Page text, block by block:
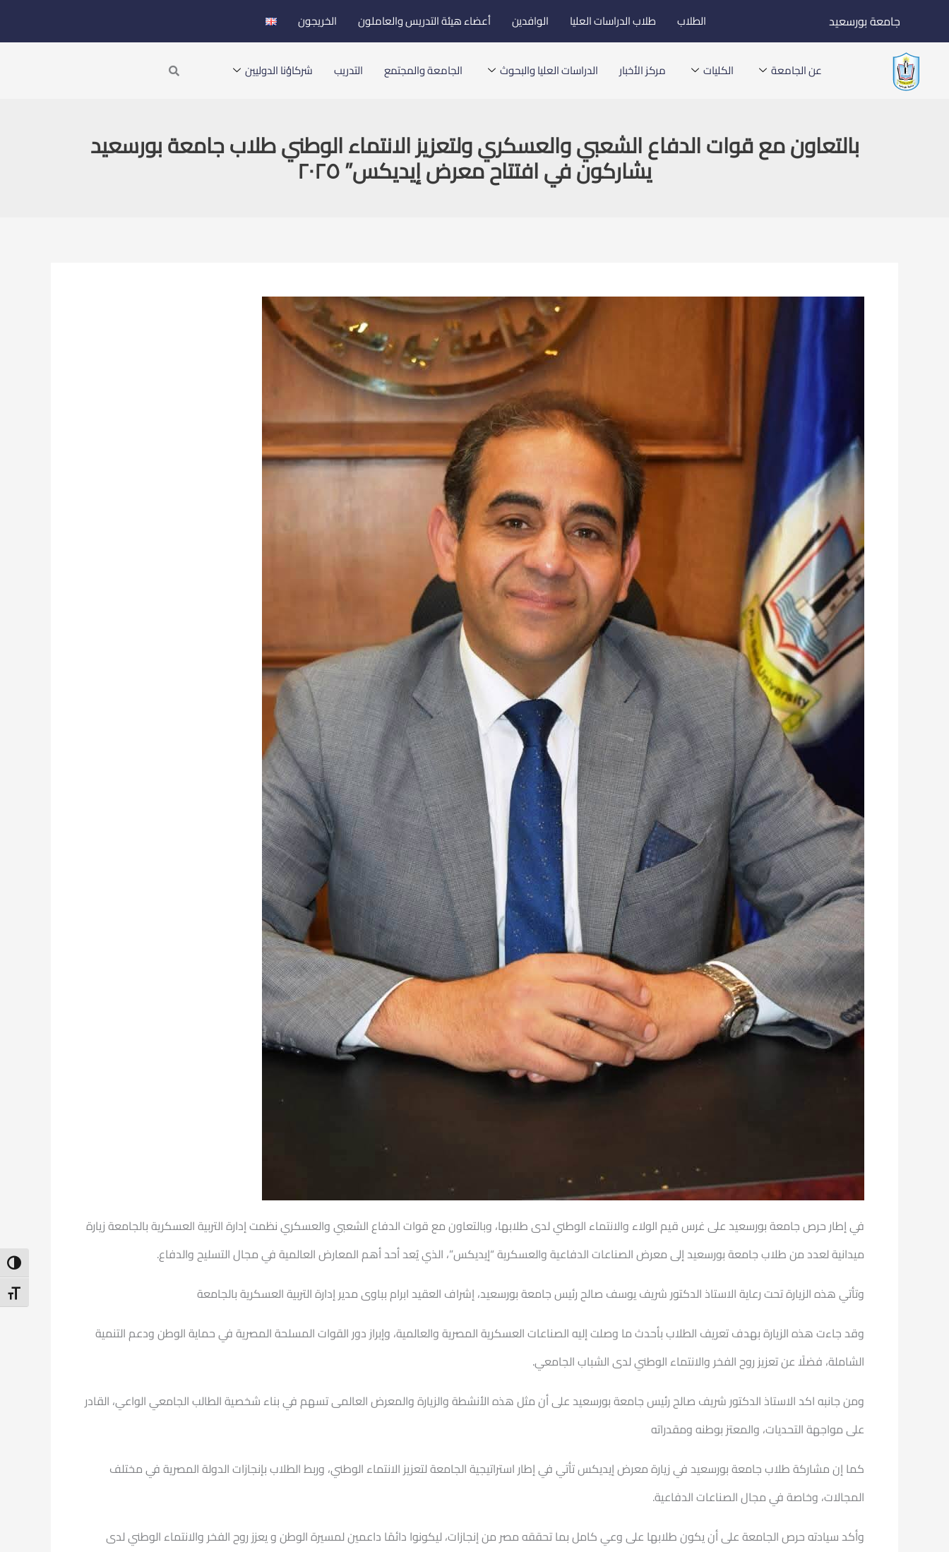
إلى
المحتوى
جامعة بورسعيد الطلاب طلاب الدراسات العليا الوافدين أعضاء هيئة التدريس والعاملون الخريجون
عن الجامعة الكليات مركز الأخبار الدراسات العليا والبحوث الجامعة والمجتمع التدريب شركاؤنا الدوليين Search
بالتعاون مع قوات الدفاع الشعبي والعسكري ولتعزيز الانتماء الوطني طلاب جامعة بورسعيد
يشاركون في افتتاح معرض إيديكس” ٢٠٢٥
في إطار حرص جامعة بورسعيد على غرس قيم الولاء والانتماء الوطني لدى طلابها، وبالتعاون مع قوات الدفاع الشعبي والعسكري نظمت إدارة التربية العسكرية بالجامعة زيارة
ميدانية لعدد من طلاب جامعة بورسعيد إلى معرض الصناعات الدفاعية والعسكرية “إيديكس”، الذي يُعد أحد أهم المعارض العالمية في مجال التسليح والدفاع.
وتأتي هذه الزيارة تحت رعاية الاستاذ الدكتور شريف يوسف صالح رئيس جامعة بورسعيد، إشراف العقيد ابرام بباوى مدير إدارة التربية العسكرية بالجامعة
وقد جاءت هذه الزيارة بهدف تعريف الطلاب بأحدث ما وصلت إليه الصناعات العسكرية المصرية والعالمية، وإبراز دور القوات المسلحة المصرية في حماية الوطن ودعم التنمية
الشاملة، فضلًا عن تعزيز روح الفخر والانتماء الوطني لدى الشباب الجامعي.
ومن جانبه اكد الاستاذ الدكتور شريف صالح رئيس جامعة بورسعيد على أن مثل هذه الأنشطة والزيارة والمعرض العالمى تسهم في بناء شخصية الطالب الجامعي الواعي، القادر
على مواجهة التحديات، والمعتز بوطنه ومقدراته
كما إن مشاركة طلاب جامعة بورسعيد في زيارة معرض إيديكس تأتي في إطار استراتيجية الجامعة لتعزيز الانتماء الوطني، وربط الطلاب بإنجازات الدولة المصرية في مختلف
المجالات، وخاصة في مجال الصناعات الدفاعية.
وأكد سيادته حرص الجامعة على أن يكون طلابها على وعي كامل بما تحققه مصر من إنجازات، ليكونوا دائمًا داعمين لمسيرة الوطن و يعزز روح الفخر والانتماء الوطني لدى